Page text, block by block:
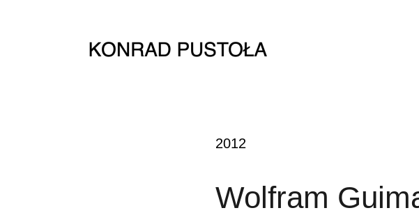
2012
Wolfram